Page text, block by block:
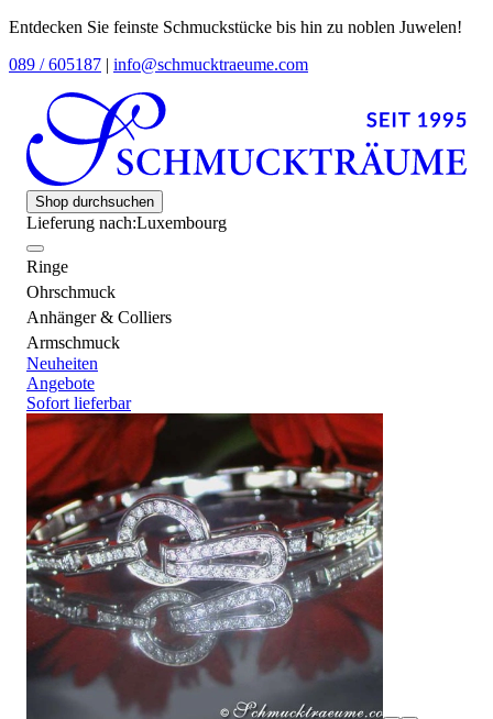
Entdecken Sie feinste Schmuckstücke bis hin zu noblen Juwelen!
089 / 605187 | info@schmucktraeume.com
Shop durchsuchen
Lieferung nach:Luxembourg
Ringe
Ohrschmuck
Anhänger & Colliers
Armschmuck
Neuheiten
Angebote
Sofort lieferbar